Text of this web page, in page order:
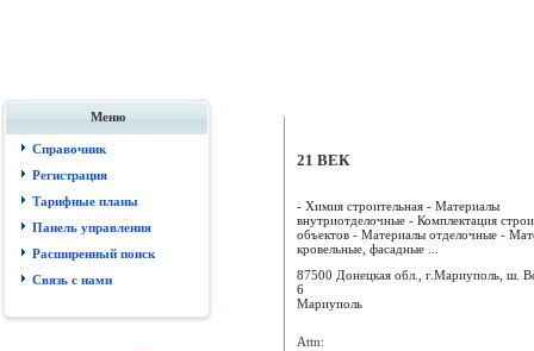
Меню
Справочник
Регистрация
Тарифные планы
Панель управления
Расширенный поиск
Связь с нами
21 ВЕК
- Химия строительная - Материалы
внутриотделочные - Комплектация
объектов - Материалы отделочные -
кровельные, фасадные ...
87500 Донецкая обл., г.Мариуполь, ш.
6
Мариуполь
Attn: